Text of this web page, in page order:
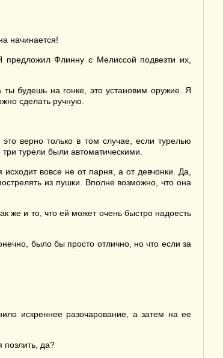
начинается!
предложил Флинну с Мелиссой подвезти их,
будешь на гонке, это установим оружие. Я
сделать ручную.
верно только в том случае, если турелью
турели были автоматическими.
вовсе не от парня, а от девчонки. Да,
из пушки. Вполне возможно, что она
же и то, что ей может очень быстро надоесть
было бы просто отлично, но что если за
искреннее разочарование, а затем на ее
позлить, да?